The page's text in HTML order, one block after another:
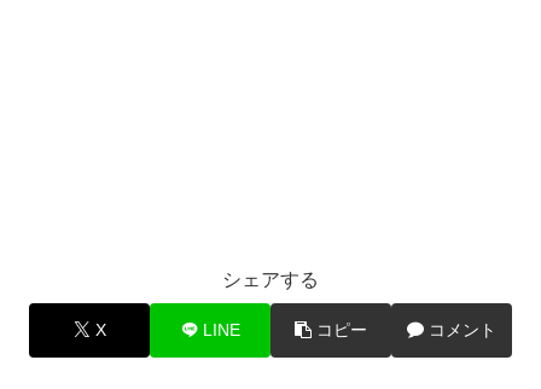
シェアする
X LINE コピー コメント